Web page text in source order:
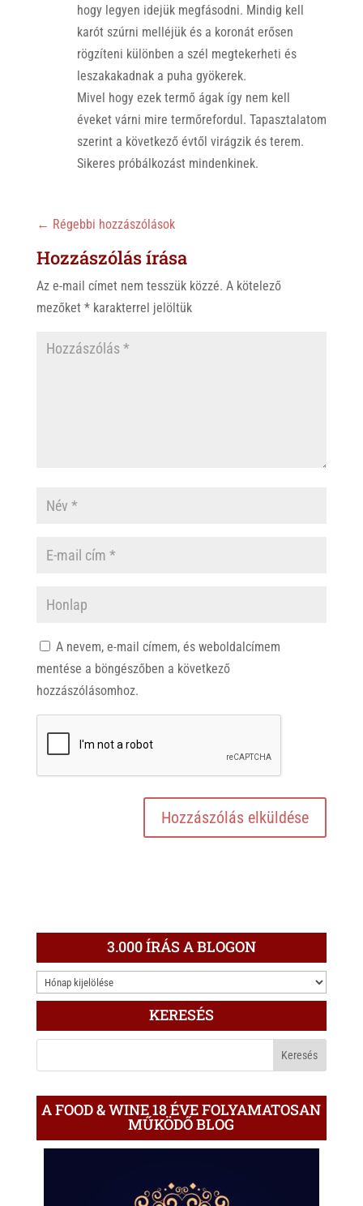
hogy legyen idejük megfásodni. Mindig kell
karót szúrni melléjük és a koronát erősen
rögzíteni különben a szél megtekerheti és
leszakakadnak a puha gyökerek.
Mivel hogy ezek termő ágak így nem kell
éveket várni mire termőrefordul. Tapasztalatom
szerint a következő évtől virágzik és terem.
Sikeres próbálkozást mindenkinek.
← Régebbi hozzászólások
Hozzászólás írása
Az e-mail címet nem tesszük közzé. A kötelező
mezőket *karakterrel jelöltük
A nevem, e-mail címem, és weboldalcímem
mentése a böngészőben a következő
hozzászólásomhoz.
3.000 ÍRÁS A BLOGON
3.000
ÍRÁS
KERESÉS
A FOOD & WINE 18 ÉVE FOLYAMATOSAN
MŰKÖDŐ BLOG